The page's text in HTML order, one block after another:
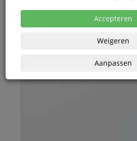
Accepteren
Weigeren
Aanpassen